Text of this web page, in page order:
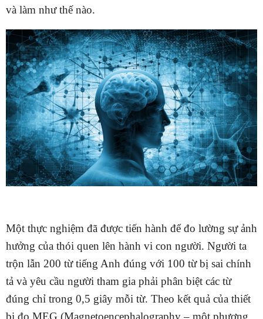
và làm như thế nào.
Một thực nghiệm đã được tiến hành để đo lường sự ảnh
hưởng của thói quen lên hành vi con người. Người ta
trộn lẫn 200 từ tiếng Anh đúng với 100 từ bị sai chính
tả và yêu cầu người tham gia phải phân biệt các từ
đúng chỉ trong 0,5 giây mỗi từ. Theo kết quả của thiết
bị đo MEG (Magnetoencephalography – một phương